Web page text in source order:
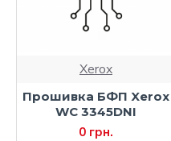
Xerox
Прошивка БФП Xerox
WC 3345DNI
0 грн.